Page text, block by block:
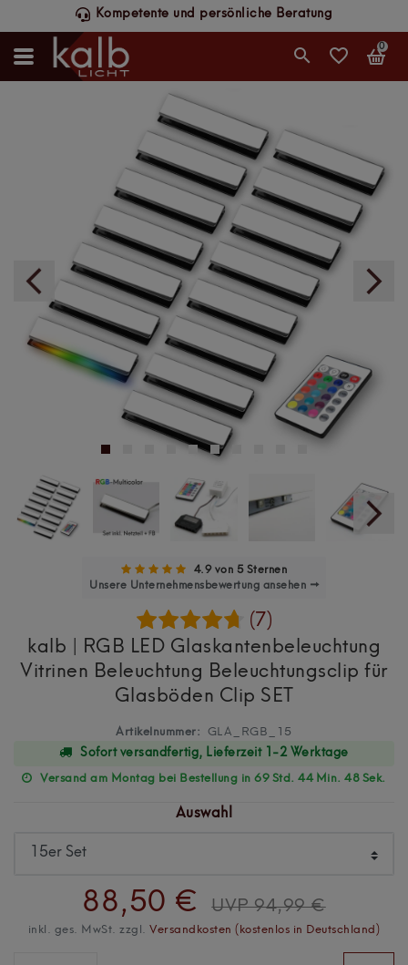
Schneller DHL-Versand, werktags bis 14 Uhr
0
4.9 von 5 Sternen
Unsere Unternehmensbewertung ansehen →
(7)
kalb | RGB LED Glaskantenbeleuchtung
Vitrinen Beleuchtung Beleuchtungsclip für
Glasböden Clip SET
Artikelnummer:
GLA_RGB_15
Sofort versandfertig, Lieferzeit 1-2 Werktage
Versand am Montag bei Bestellung in 69 Std. 44 Min. 47 Sek.
Auswahl
88,50 € UVP 94,99 €
inkl. ges. MwSt. zzgl. Versandkosten (kostenlos in Deutschland)